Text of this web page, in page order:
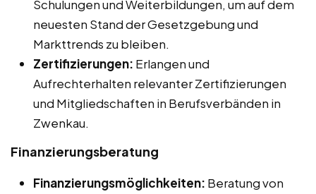
Schulungen und Weiterbildungen, um auf dem
neuesten Stand der Gesetzgebung und
Markttrends zu bleiben.
Zertifizierungen: Erlangen und
Aufrechterhalten relevanter Zertifizierungen
und Mitgliedschaften in Berufsverbänden in
Zwenkau.
Finanzierungsberatung
Finanzierungsmöglichkeiten: Beratung von